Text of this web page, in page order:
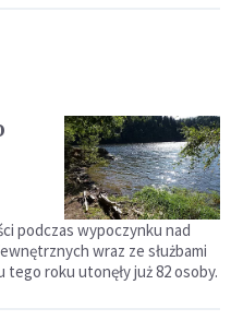
podczas wypoczynku nad
wraz ze służbami
roku utonęły już 82 osoby.